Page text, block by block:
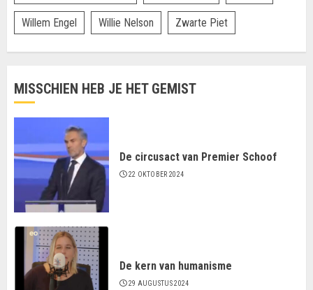
Willem Engel Willie Nelson Zwarte Piet
MISSCHIEN HEB JE HET GEMIST
De circusact van Premier Schoof
22 OKTOBER 2024
De kern van humanisme
29 AUGUSTUS 2024